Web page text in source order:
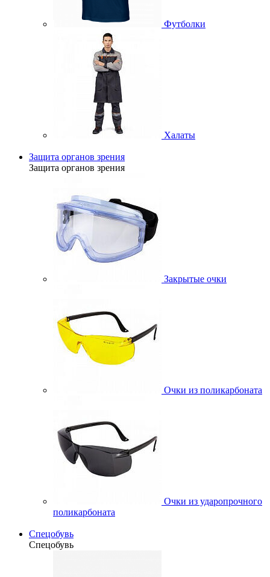
Футболки
Халаты
Защита органов зрения
Защита органов зрения
Закрытые очки
Очки из поликарбоната
Очки из ударопрочного
поликарбоната
Спецобувь
Спецобувь